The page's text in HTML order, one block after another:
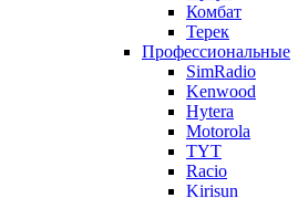
Комбат
Терек
Профессиональные
SimRadio
Kenwood
Hytera
Motorola
TYT
Racio
Kirisun